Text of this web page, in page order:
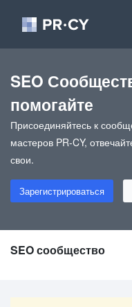
SEO
помогайте
Присоединяйтесь к
мастеров PR-CY,
свои.
Зарегистрироваться
SEO сообщество